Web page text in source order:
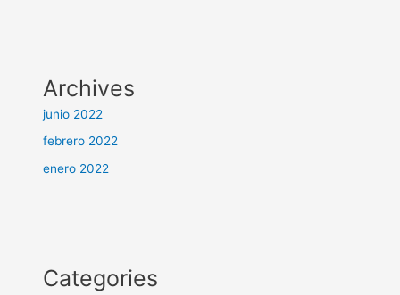
Archives
junio 2022
febrero 2022
enero 2022
Categories